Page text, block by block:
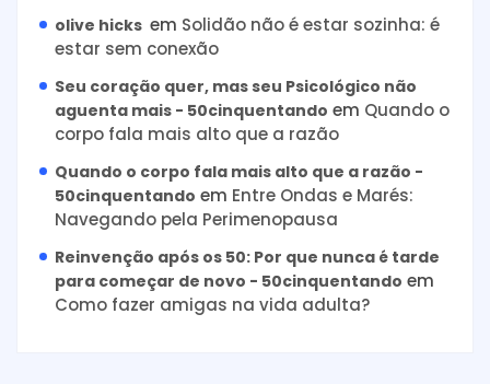
olive hicks em Solidão não é estar sozinha: é
estar sem conexão
Seu coração quer, mas seu Psicológico não
aguenta mais - 50cinquentando em Quando o
corpo fala mais alto que a razão
Quando o corpo fala mais alto que a razão -
50cinquentando em Entre Ondas e Marés:
Navegando pela Perimenopausa
Reinvenção após os 50: Por que nunca é tarde
para começar de novo - 50cinquentando em
Como fazer amigas na vida adulta?